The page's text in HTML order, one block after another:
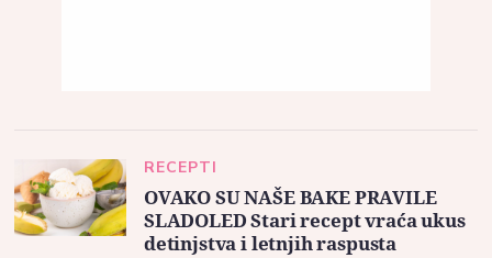
RECEPTI
OVAKO SU NAŠE BAKE PRAVILE
SLADOLED Stari recept vraća ukus
detinjstva i letnjih raspusta